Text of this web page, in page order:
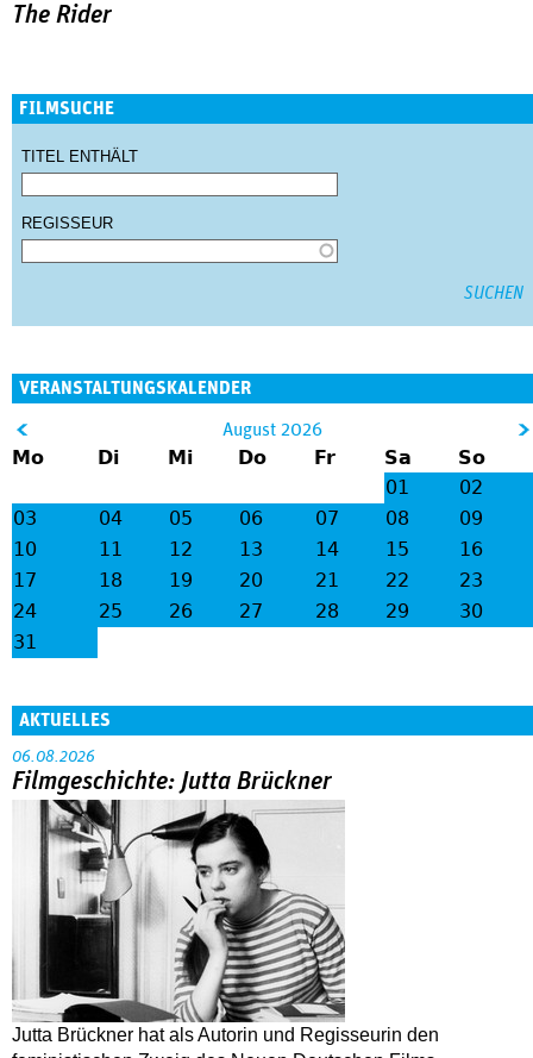
The Rider
FILMSUCHE
TITEL ENTHÄLT
REGISSEUR
VERANSTALTUNGSKALENDER
lt;
August 2026
Mo Di Mi Do Fr Sa
So
01
02
03
04 05 06 07 08
09
10
11 12 13 14 15
16
17
18 19 20 21 22
23
24
25 26 27 28 29
30
31
AKTUELLES
06.08.2026
Filmgeschichte: Jutta Brückner
Jutta Brückner hat als Autorin und Regisseurin den